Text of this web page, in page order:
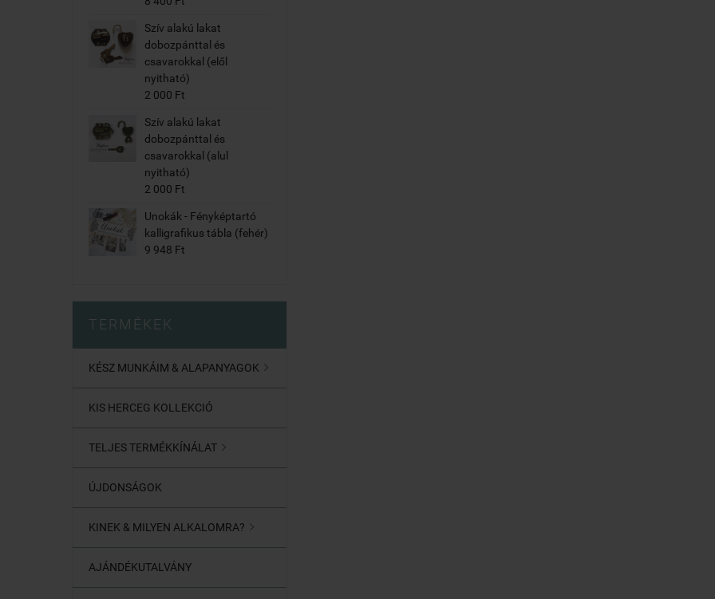
Szív alakú lakat
dobozpánttal és
csavarokkal (elől
nyitható)
2 000 Ft
Szív alakú lakat
dobozpánttal és
csavarokkal (alul
nyitható)
2 000 Ft
Unokák - Fényképtartó
kalligrafikus tábla (fehér)
9 948 Ft
TERMÉKEK
KÉSZ MUNKÁIM & ALAPANYAGOK 
KIS HERCEG KOLLEKCIÓ
TELJES TERMÉKKÍNÁLAT 
ÚJDONSÁGOK
KINEK & MILYEN ALKALOMRA? 
AJÁNDÉKUTALVÁNY